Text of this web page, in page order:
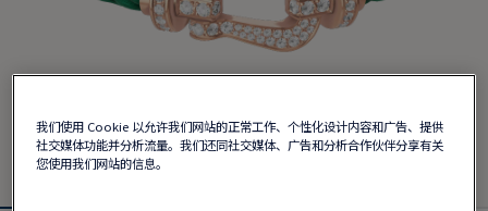
我们使用 Cookie 以允许我们网站的正常工作、个性化设计内容和广告、提供
社交媒体功能并分析流量。我们还同社交媒体、广告和分析合作伙伴分享有关
您使用我们网站的信息。